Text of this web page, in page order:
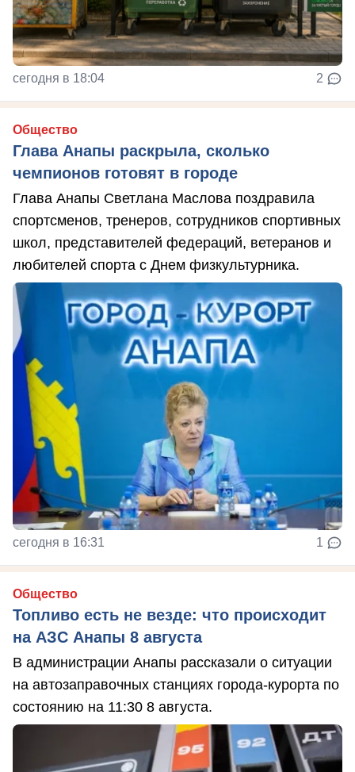
сегодня в 18:04 2
Общество
Глава Анапы раскрыла, сколько
чемпионов готовят в городе
Глава Анапы Светлана Маслова поздравила
спортсменов, тренеров, сотрудников спортивных
школ, представителей федераций, ветеранов и
любителей спорта с Днем физкультурника.
сегодня в 16:31 1
Общество
Топливо есть не везде: что происходит
на АЗС Анапы 8 августа
В администрации Анапы рассказали о ситуации
на автозаправочных станциях города-курорта по
состоянию на 11:30 8 августа.